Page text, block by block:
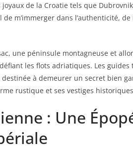
de la Croatie tels que
m’immerger dans l’authenticité,
une péninsule montagneuse et
les flots adriatiques. Les guides
à demeurer un secret bien
rustique et ses vestiges
: Une